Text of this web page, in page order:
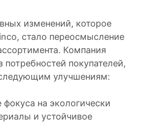
изменений, которое
стало переосмысление
Компания
потребностей покупателей,
улучшениям:
на экологически
и устойчивое